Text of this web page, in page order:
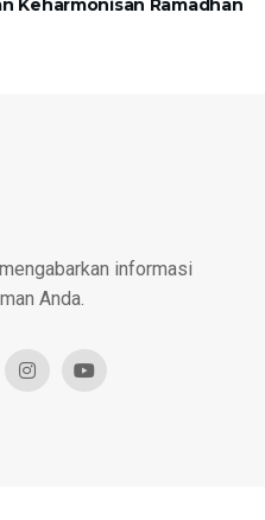
Keharmonisan Ramadhan
informasi
Anda.